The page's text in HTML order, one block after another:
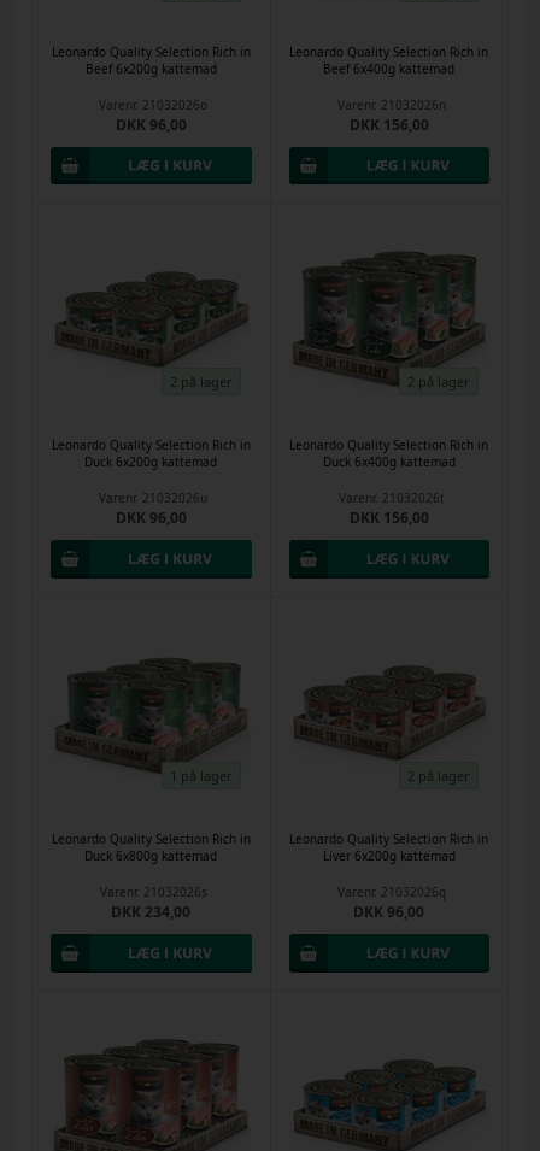
Leonardo Quality Selection Rich in
Beef 6x200g kattemad
Varenr. 21032026o
DKK 96,00
Leonardo Quality Selection Rich in
Beef 6x400g kattemad
Varenr. 21032026n
DKK 156,00
2 på lager
Leonardo Quality Selection Rich in
Duck 6x200g kattemad
Varenr. 21032026u
DKK 96,00
2 på lager
Leonardo Quality Selection Rich in
Duck 6x400g kattemad
Varenr. 21032026t
DKK 156,00
1 på lager
Leonardo Quality Selection Rich in
Duck 6x800g kattemad
Varenr. 21032026s
DKK 234,00
2 på lager
Leonardo Quality Selection Rich in
Liver 6x200g kattemad
Varenr. 21032026q
DKK 96,00